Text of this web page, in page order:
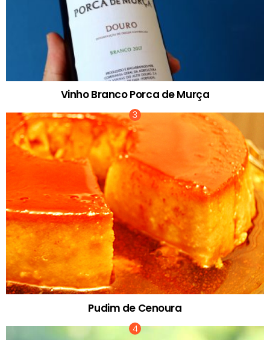
Vinho Branco Porca de Murça
Pudim de Cenoura